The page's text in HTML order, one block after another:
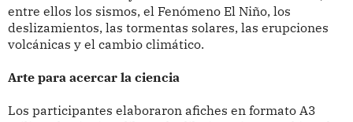
entre ellos los sismos, el Fenómeno El Niño, los
deslizamientos, las tormentas solares, las erupciones
volcánicas y el cambio climático.
Arte para acercar la ciencia
Los participantes elaboraron afiches en formato A3